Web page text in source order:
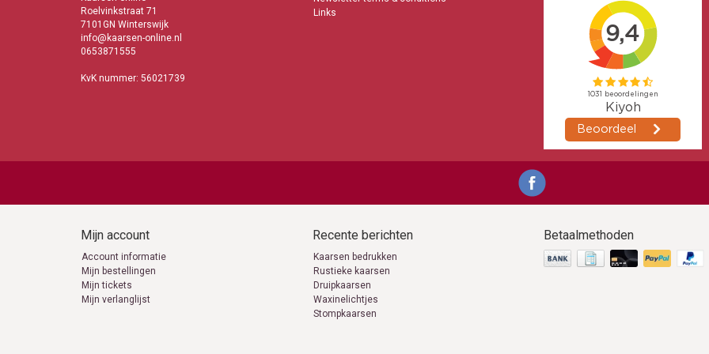
Verlaat NOOIT de ruimte waar de Kerstboomkaarsjes branden
Maak de houders na elke gebruik schoon en verwijder achter gebleven kaarsvet
Roelvinkstraat 71
7101GN Winterswijk
info@kaarsen-online.nl
0653871555
KvK nummer: 56021739
Links
Mijn account
Account informatie
Mijn bestellingen
Mijn tickets
Mijn verlanglijst
Recente berichten
Kaarsen bedrukken
Rustieke kaarsen
Druipkaarsen
Waxinelichtjes
Stompkaarsen
Betaalmethoden